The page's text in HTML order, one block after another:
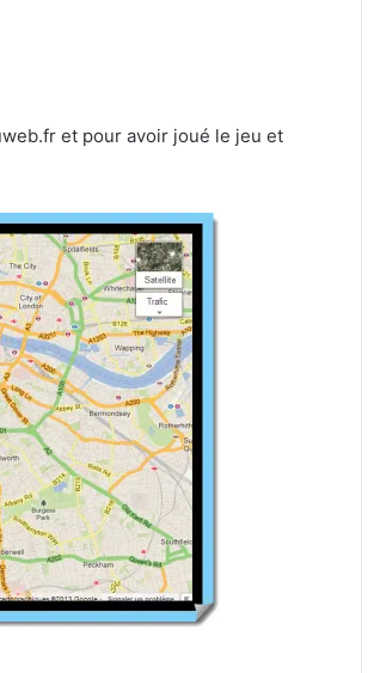
et pour avoir joué le jeu et